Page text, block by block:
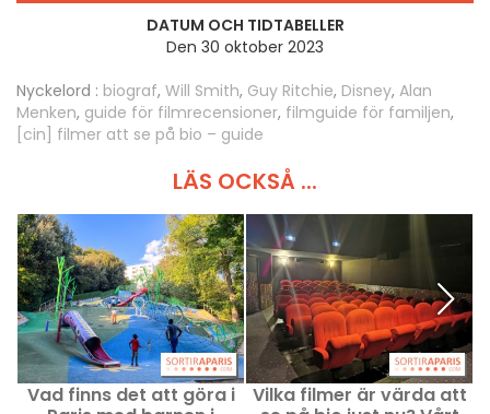
DATUM OCH TIDTABELLER
Den 30 oktober 2023
Nyckelord : biograf, Will Smith, Guy Ritchie, Disney, Alan
Menken, guide för filmrecensioner, filmguide för familjen,
[cin] filmer att se på bio – guide
LÄS OCKSÅ ...
Vad finns det att göra i
Vilka filmer är värda att